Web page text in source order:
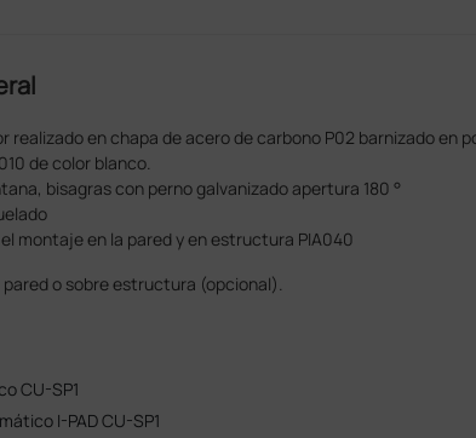
realizado en chapa de acero de carbono P02 barnizado en
de color blanco.
bisagras con perno galvanizado apertura 180 °
montaje en la pared y en estructura PIA040
o sobre estructura (opcional).
CU-SP1
I-PAD CU-SP1